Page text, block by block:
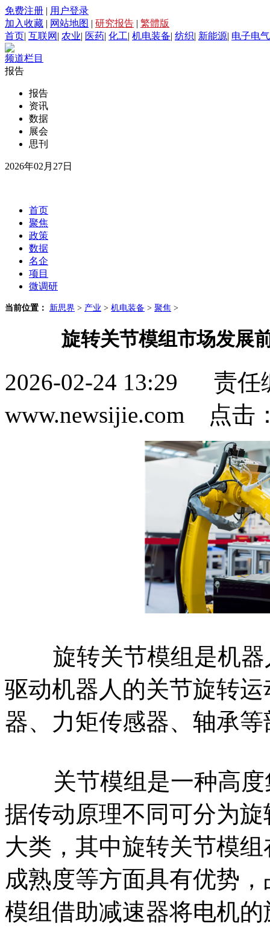
免费注册 | 用户登录
加入收藏 | 网站地图 | 研究报告 | 繁體版
首页| 互联网 | 农业| 医药| 化工| 机电装备| 纺织| 新能源| 电子电气
频道栏目
报告
报告
资讯
数据
展会
思刊
2026年02月27日
首页
聚焦
政策
数据
名企
项目
微调研
当前位置： 新思界 > 产业 > 机电装备 > 聚焦 >
旋转关节模组市场发展
2026-02-24 13:29 责
www.newsijie.com 点击
旋转关节模组是机器
驱动机器人的关节旋转
器、力矩传感器、轴承
关节模组是一种高度
据传动原理不同可分为
大类，其中旋转关节模
成熟度等方面具有优势
模组借助减速器将电机